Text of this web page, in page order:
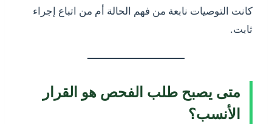
كانت التوصيات نابعة من فهم الحالة أم من اتباع إجراء
ثابت.
متى يصبح طلب الفحص هو القرار
الأنسب؟